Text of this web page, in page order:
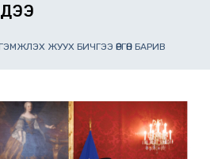
ЖУУХ БИЧГЭЭ ӨРГӨН БАРИВ